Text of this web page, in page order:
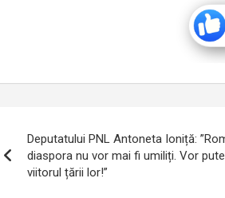
în
articole
Deputatului PNL Antoneta Ioniță:
diaspora nu vor mai fi umiliți. Vor
viitorul țării lor!”